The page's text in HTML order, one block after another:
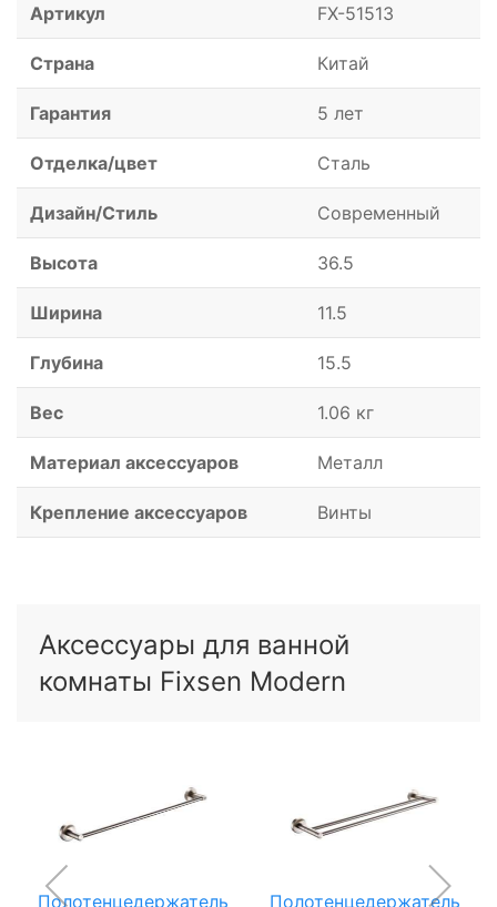
Артикул FX-51513
Страна Китай
Гарантия 5 лет
Отделка/цвет Сталь
Дизайн/Стиль Современный
Высота 36.5
Ширина 11.5
Глубина 15.5
Вес 1.06 кг
Материал аксессуаров Металл
Крепление аксессуаров Винты
Аксессуары для ванной
комнаты Fixsen Modern
Полотенцедержатель
Полотенцедержатель